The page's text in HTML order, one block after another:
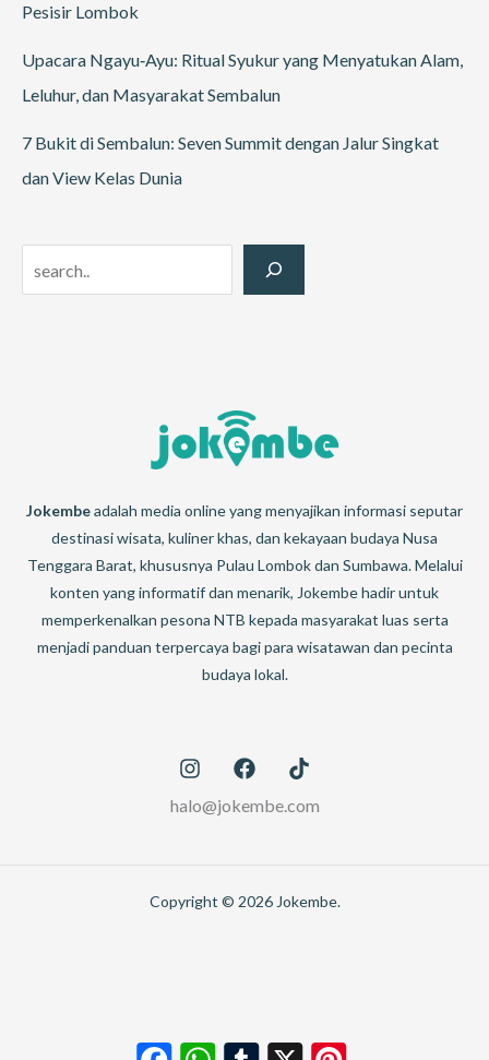
Pesisir Lombok
Upacara Ngayu‑Ayu: Ritual Syukur yang Menyatukan Alam,
Leluhur, dan Masyarakat Sembalun
7 Bukit di Sembalun: Seven Summit dengan Jalur Singkat
dan View Kelas Dunia
Jokembeadalah media online yang menyajikan informasi seputar
destinasi wisata, kuliner khas, dan kekayaan budaya Nusa
Tenggara Barat, khususnya Pulau Lombok dan Sumbawa. Melalui
konten yang informatif dan menarik, Jokembe hadir untuk
memperkenalkan pesona NTB kepada masyarakat luas serta
menjadi panduan terpercaya bagi para wisatawan dan pecinta
budaya lokal.
halo@jokembe.com
Copyright © 2026 Jokembe.
FacebookWhatsApp
Tumblr
X Pinterest